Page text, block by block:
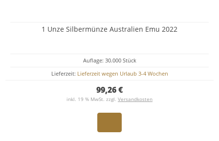
1 Unze Silbermünze Australien Emu 2022
Auflage: 30.000 Stück
Lieferzeit: Lieferzeit wegen Urlaub 3-4 Wochen
99,26 €
inkl. 19 % MwSt. zzgl. Versandkosten